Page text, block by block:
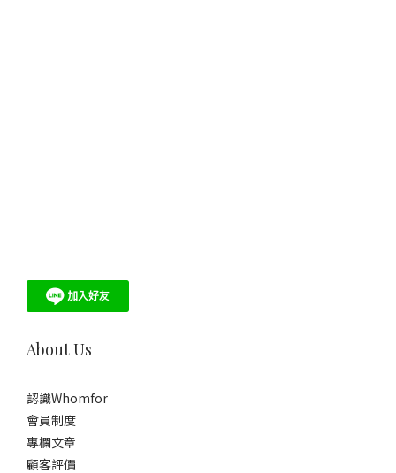
About Us
認識Whomfor
會員制度
專欄文章
顧客評價